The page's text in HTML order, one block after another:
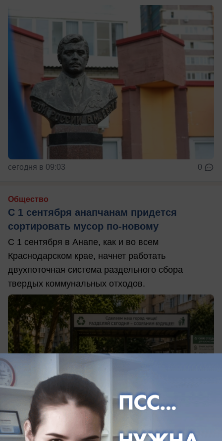
сегодня в 09:03 0
Общество
С 1 сентября анапчанам придется
сортировать мусор по-новому
С 1 сентября в Анапе, как и во всем
Краснодарском крае, начнет работать
двухпоточная система раздельного сбора
твердых коммунальных отходов.